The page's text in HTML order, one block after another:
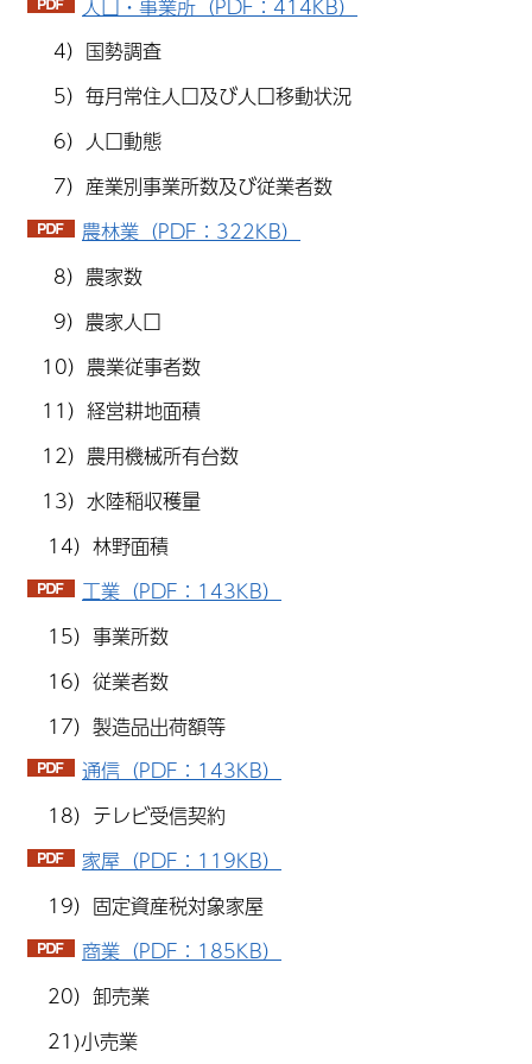
人口・事業所（PDF：414KB）
4）国勢調査
5）毎月常住人口及び人口移動状況
6）人口動態
7）産業別事業所数及び従業者数
農林業（PDF：322KB）
8）農家数
9）農家人口
10）農業従事者数
11）経営耕地面積
12）農用機械所有台数
13）水陸稲収穫量
14）林野面積
工業（PDF：143KB）
15）事業所数
16）従業者数
17）製造品出荷額等
通信（PDF：143KB）
18）テレビ受信契約
家屋（PDF：119KB）
19）固定資産税対象家屋
商業（PDF：185KB）
20）卸売業
21)小売業